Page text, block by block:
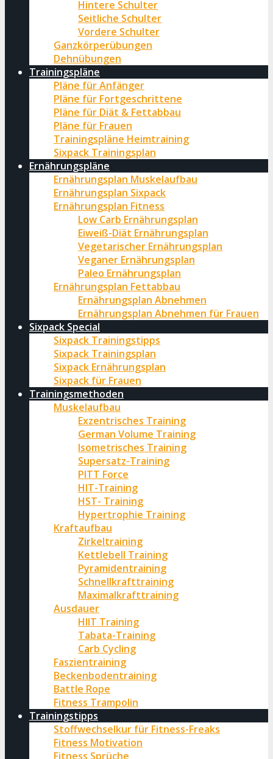
Hintere Schulter
Seitliche Schulter
Vordere Schulter
Ganzkörperübungen
Dehnübungen
Trainingspläne
Pläne für Anfänger
Pläne für Fortgeschrittene
Pläne für Diät & Fettabbau
Pläne für Frauen
Trainingspläne Heimtraining
Sixpack Trainingsplan
Ernährungspläne
Ernährungsplan Muskelaufbau
Ernährungsplan Sixpack
Ernährungsplan Fitness
Low Carb Ernährungsplan
Eiweiß-Diät Ernährungsplan
Vegetarischer Ernährungsplan
Veganer Ernährungsplan
Paleo Ernährungsplan
Ernährungsplan Fettabbau
Ernährungsplan Abnehmen
Ernährungsplan Abnehmen für Frauen
Sixpack Special
Sixpack Trainingstipps
Sixpack Trainingsplan
Sixpack Ernährungsplan
Sixpack für Frauen
Trainingsmethoden
Muskelaufbau
Exzentrisches Training
German Volume Training
Isometrisches Training
Supersatz-Training
PITT Force
HIT-Training
HST- Training
Hypertrophie Training
Kraftaufbau
Zirkeltraining
Kettlebell Training
Pyramidentraining
Schnellkrafttraining
Maximalkrafttraining
Ausdauer
HIIT Training
Tabata-Training
Carb Cycling
Faszientraining
Beckenbodentraining
Battle Rope
Fitness Trampolin
Trainingstipps
Stoffwechselkur für Fitness-Freaks
Fitness Motivation
Fitness Sprüche